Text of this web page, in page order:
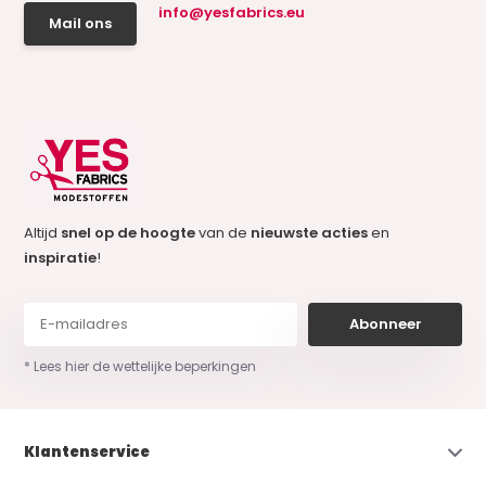
Mail ons
info@yesfabrics.eu
Altijd snel op de hoogtevan de nieuwste actiesen
inspiratie!
Abonneer
* Lees hier de wettelijke beperkingen
Klantenservice